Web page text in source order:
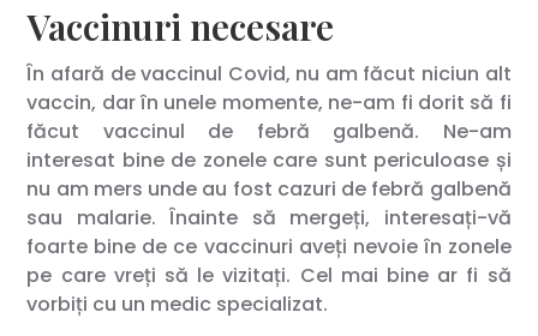
Vaccinuri necesare
În afară de vaccinul Covid, nu am făcut niciun alt
vaccin, dar în unele momente, ne-am fi dorit să fi
făcut vaccinul de febră galbenă. Ne-am
interesat bine de zonele care sunt periculoase și
nu am mers unde au fost cazuri de febră galbenă
sau malarie. Înainte să mergeți, interesați-vă
foarte bine de ce vaccinuri aveți nevoie în zonele
pe care vreți să le vizitați. Cel mai bine ar fi să
vorbiți cu un medic specializat.